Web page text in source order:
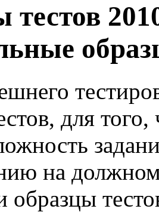
тестов
для
на
образцы